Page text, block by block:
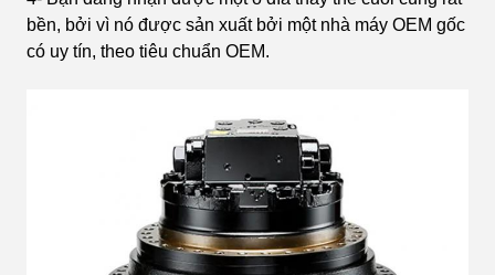
bền, bởi vì nó được sản xuất bởi một nhà máy OEM gốc
có uy tín, theo tiêu chuẩn OEM.